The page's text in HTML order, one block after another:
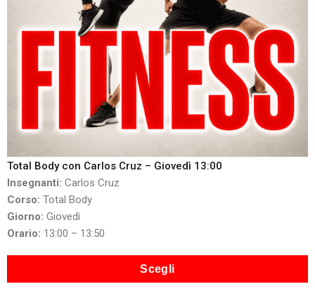
Total Body con Carlos Cruz – Giovedì 13:00
Insegnanti: Carlos Cruz
Corso: Total Body
Giorno: Giovedì
Orario: 13:00 – 13:50
Scegli